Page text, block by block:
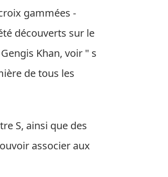
gammées -
découverts sur le
Khan, voir " s
de tous les
S, ainsi que des
associer aux